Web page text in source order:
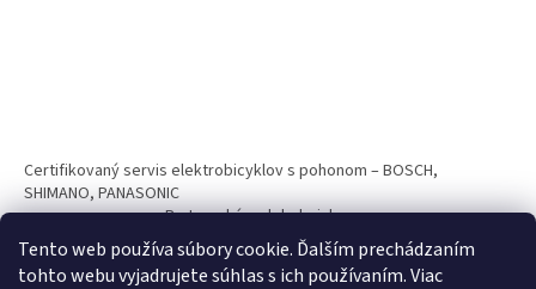
Tento web používa súbory cookie. Ďalším prechádzaním
tohto webu vyjadrujete súhlas s ich používaním. Viac
Certifikovaný servis elektrobicyklov s pohonom – BOSCH,
SHIMANO, PANASONIC
Partnerský web hokejshop.eu